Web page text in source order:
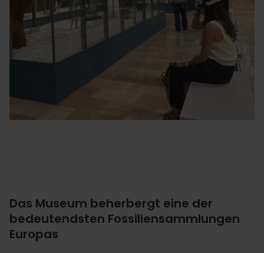
Das Museum beherbergt eine der
bedeutendsten Fossiliensammlungen
Europas